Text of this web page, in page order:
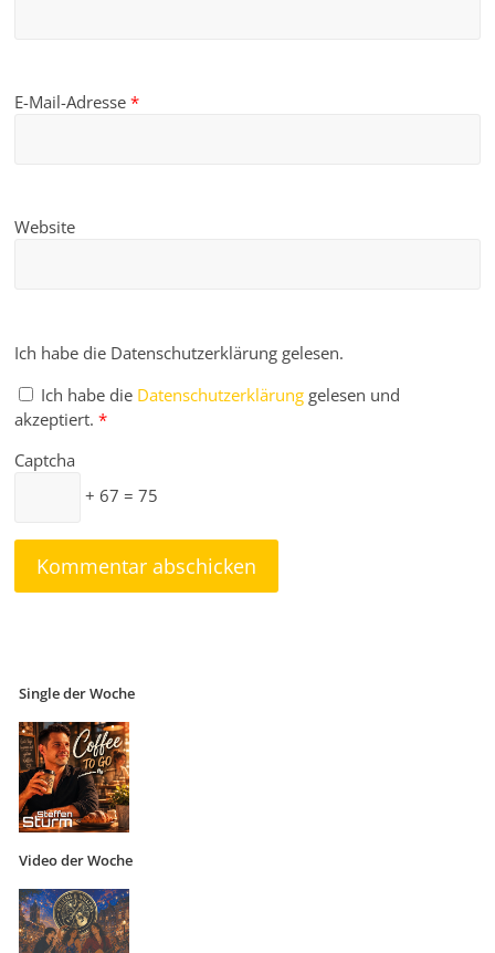
E-Mail-Adresse*
Website
Ich habe die Datenschutzerklärung gelesen.
Ich habe die Datenschutzerklärung gelesen und
akzeptiert. *
Captcha
+ 67 = 75
Single der Woche
Video der Woche